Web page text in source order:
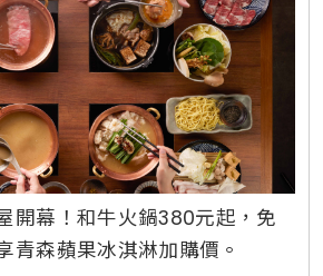
開幕！和牛火鍋380元起，免
青森蘋果冰淇淋加購價。